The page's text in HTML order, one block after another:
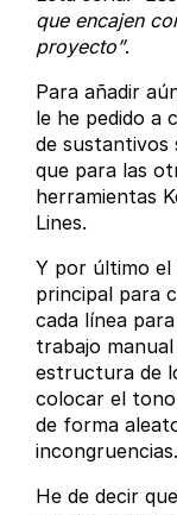
que encajen
proyecto”.
Para añadir
le he pedido a
de sustantivos
que para las
herramientas
Lines.
Y por último el
principal para
cada línea
trabajo
estructura de
colocar el
de forma
incongruencias.
He de decir